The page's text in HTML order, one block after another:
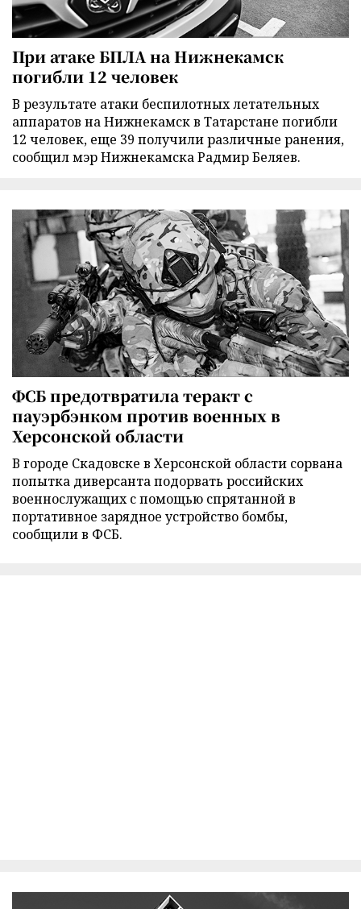
При атаке БПЛА на Нижнекамск
погибли 12 человек
В результате атаки беспилотных летательных
аппаратов на Нижнекамск в Татарстане погибли
12 человек, еще 39 получили различные ранения,
сообщил мэр Нижнекамска Радмир Беляев.
ФСБ предотвратила теракт с
пауэрбэнком против военных в
Херсонской области
В городе Скадовске в Херсонской области сорвана
попытка диверсанта подорвать российских
военнослужащих с помощью спрятанной в
портативное зарядное устройство бомбы,
сообщили в ФСБ.